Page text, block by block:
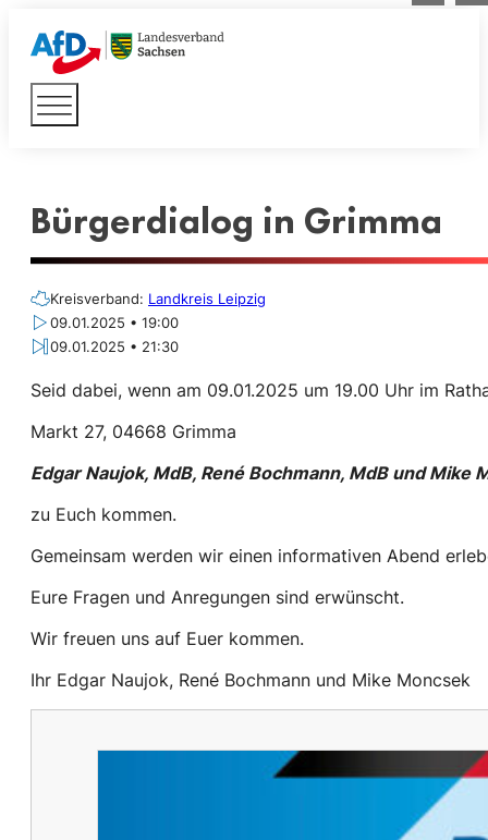
Bürgerdialog in Grimma
Kreisverband: Landkreis Leipzig
09.01.2025 • 19:00
09.01.2025 • 21:30
Seid dabei, wenn am 09.01.2025 um 19.00 Uhr im
Markt 27, 04668 Grimma
Edgar Naujok, MdB, René Bochmann, MdB und Mike
zu Euch kommen.
Gemeinsam werden wir einen informativen Abend
Eure Fragen und Anregungen sind erwünscht.
Wir freuen uns auf Euer kommen.
Ihr Edgar Naujok, René Bochmann und Mike Moncsek